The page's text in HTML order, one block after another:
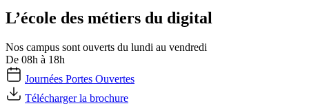
L’école des métiers du digital
Nos campus sont ouverts du lundi au vendredi
De 08h à 18h
Journées Portes Ouvertes
Télécharger la brochure